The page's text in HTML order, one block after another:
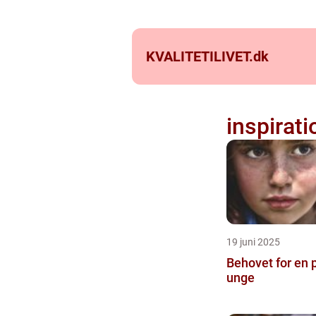
KVALITETILIVET.dk
19 juni 2025
Behovet for en
unge